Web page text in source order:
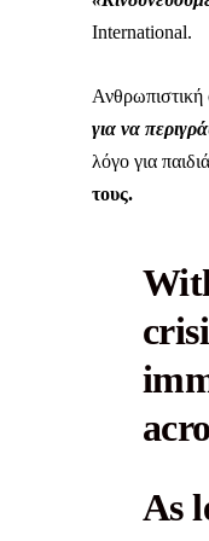
International.
για να
λόγο για
τους.
As